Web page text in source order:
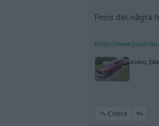
Finns det några
https://
Volvo
Citera